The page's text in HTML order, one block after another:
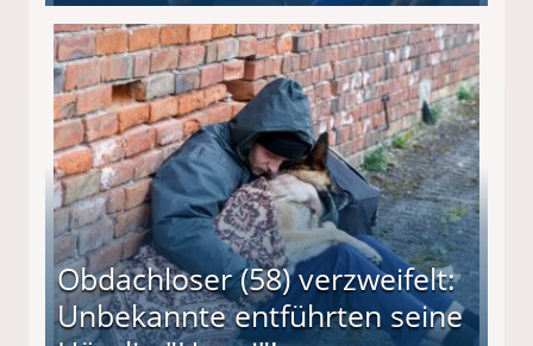
Mutter freigesprochen!
Obdachloser (58) verzweifelt:
Unbekannte entführten seine